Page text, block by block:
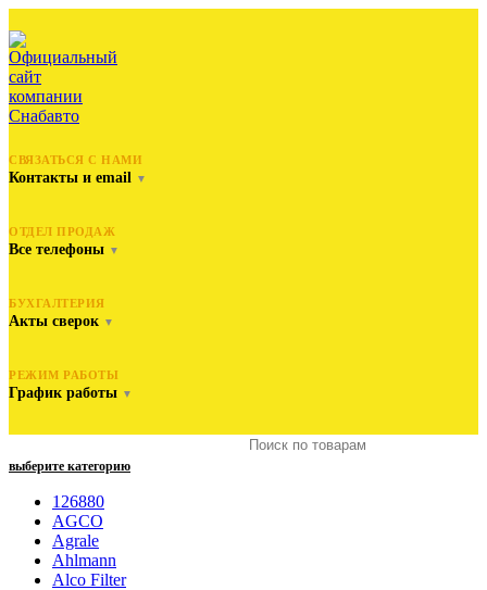
СВЯЗАТЬСЯ С НАМИ
Контакты и email ▼
ОТДЕЛ ПРОДАЖ
Все телефоны ▼
БУХГАЛТЕРИЯ
Акты сверок ▼
РЕЖИМ РАБОТЫ
График работы ▼
выберите категорию
126880
AGCO
Agrale
Ahlmann
Alco Filter